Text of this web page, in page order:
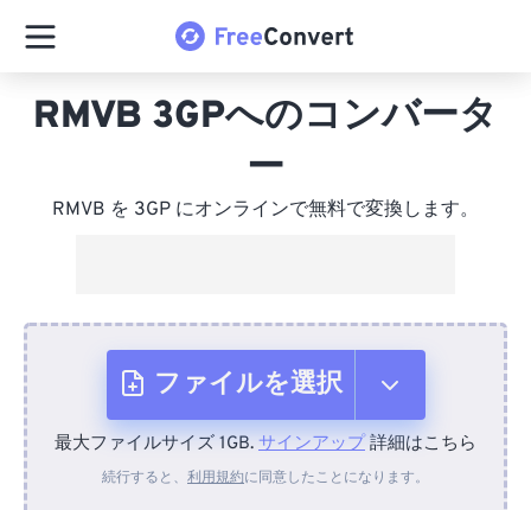
RMVB 3GPへのコンバータ
ー
RMVB を 3GP にオンラインで無料で変換します。
ファイルを選択
デバイスから
最大ファイルサイズ 1GB. サインアップ詳細はこちら
続行すると、 利用規約に同意したことになります。